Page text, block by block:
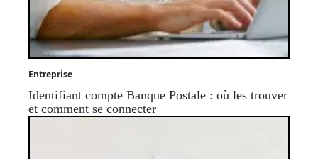
Entreprise
Identifiant compte Banque Postale : où les trouver
et comment se connecter